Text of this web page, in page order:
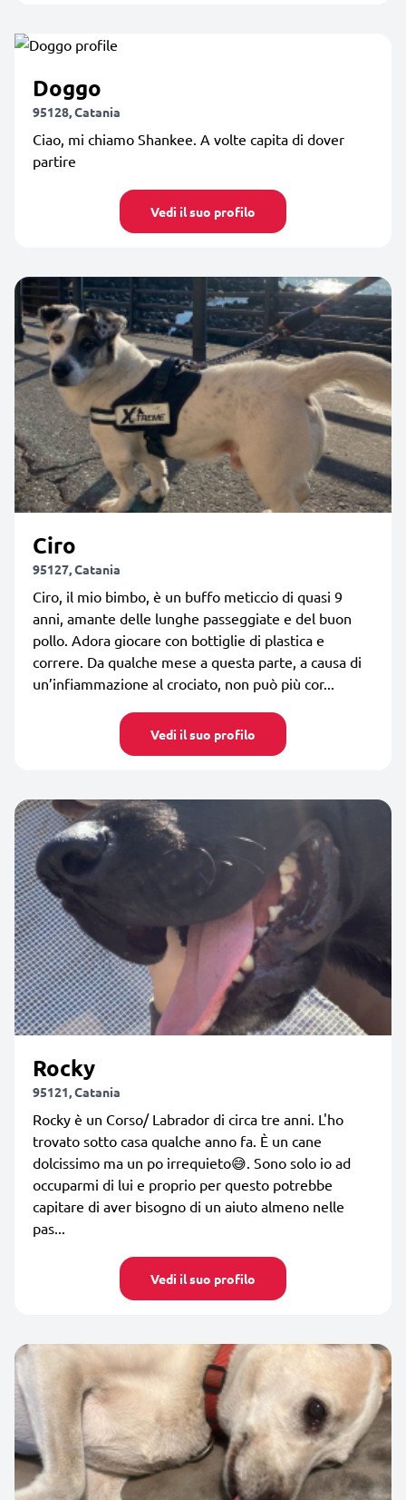
Doggo
95128, Catania
Ciao, mi chiamo Shankee. A volte capita di dover
partire
Vedi il suo profilo
Ciro
95127, Catania
Ciro, il mio bimbo, è un buffo meticcio di quasi 9
anni, amante delle lunghe passeggiate e del buon
pollo. Adora giocare con bottiglie di plastica e
correre. Da qualche mese a questa parte, a causa di
un’infiammazione al crociato, non può più cor...
Vedi il suo profilo
Rocky
95121, Catania
Rocky è un Corso/ Labrador di circa tre anni. L'ho
trovato sotto casa qualche anno fa. È un cane
dolcissimo ma un po irrequieto😅. Sono solo io ad
occuparmi di lui e proprio per questo potrebbe
capitare di aver bisogno di un aiuto almeno nelle
pas...
Vedi il suo profilo